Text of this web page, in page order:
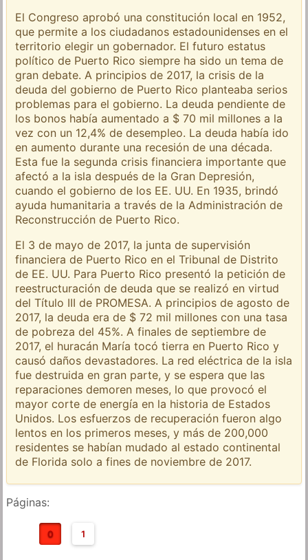
El Congreso aprobó una constitución local en 1952,
que permite a los ciudadanos estadounidenses en el
territorio elegir un gobernador. El futuro estatus
político de Puerto Rico siempre ha sido un tema de
gran debate. A principios de 2017, la crisis de la
deuda del gobierno de Puerto Rico planteaba serios
problemas para el gobierno. La deuda pendiente de
los bonos había aumentado a $ 70 mil millones a la
vez con un 12,4% de desempleo. La deuda había ido
en aumento durante una recesión de una década.
Esta fue la segunda crisis financiera importante que
afectó a la isla después de la Gran Depresión,
cuando el gobierno de los EE. UU. En 1935, brindó
ayuda humanitaria a través de la Administración de
Reconstrucción de Puerto Rico.
El 3 de mayo de 2017, la junta de supervisión
financiera de Puerto Rico en el Tribunal de Distrito
de EE. UU. Para Puerto Rico presentó la petición de
reestructuración de deuda que se realizó en virtud
del Título III de PROMESA. A principios de agosto de
2017, la deuda era de $ 72 mil millones con una tasa
de pobreza del 45%. A finales de septiembre de
2017, el huracán María tocó tierra en Puerto Rico y
causó daños devastadores. La red eléctrica de la isla
fue destruida en gran parte, y se espera que las
reparaciones demoren meses, lo que provocó el
mayor corte de energía en la historia de Estados
Unidos. Los esfuerzos de recuperación fueron algo
lentos en los primeros meses, y más de 200,000
residentes se habían mudado al estado continental
de Florida solo a fines de noviembre de 2017.
Páginas:
0 1